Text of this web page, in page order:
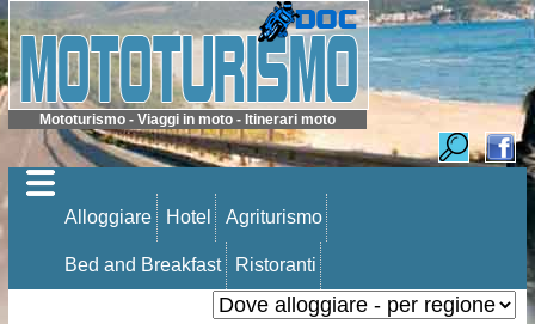
Mototurismo - Viaggi in moto - Itinerari moto
Alloggiare Hotel Agriturismo
Bed and Breakfast Ristoranti